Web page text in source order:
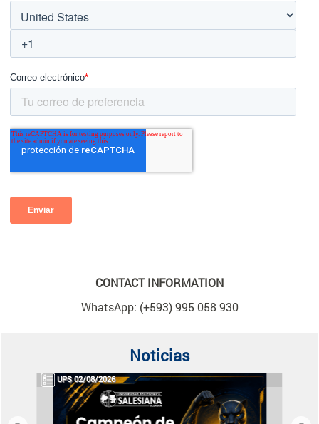
CONTACT INFORMATION
WhatsApp: (+593) 995 058 930
Noticias
UPS 02/08/2026